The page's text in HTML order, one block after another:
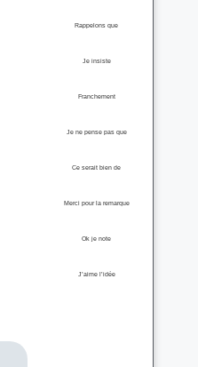
Rappelons que
Je insiste
Franchement
Je ne pense pas que
Ce serait bien de
Merci pour la remarque
Ok je note
J’aime l’idée